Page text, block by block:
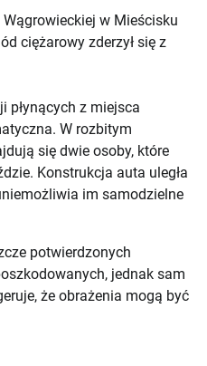
w Mieścisku
ciężarowy zderzył się z
płynących z miejsca
W rozbitym
się dwie osoby, które
Konstrukcja auta uległa
im samodzielne
potwierdzonych
jednak sam
że obrażenia mogą być